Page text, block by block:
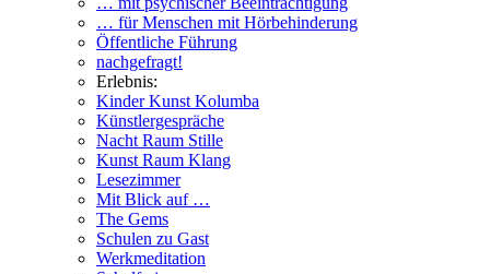
… für Menschen mit Hörbehinderung
Öffentliche Führung
nachgefragt!
Erlebnis:
Kinder Kunst Kolumba
Künstlergespräche
Nacht Raum Stille
Kunst Raum Klang
Lesezimmer
Mit Blick auf …
The Gems
Schulen zu Gast
Werkmeditation